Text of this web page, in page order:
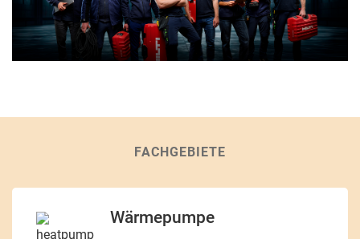
FACHGEBIETE
Wärmepumpe